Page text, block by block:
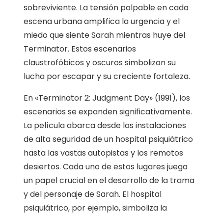
sobreviviente. La tensión palpable en cada
escena urbana amplifica la urgencia y el
miedo que siente Sarah mientras huye del
Terminator. Estos escenarios
claustrofóbicos y oscuros simbolizan su
lucha por escapar y su creciente fortaleza.
En «Terminator 2: Judgment Day» (1991), los
escenarios se expanden significativamente.
La película abarca desde las instalaciones
de alta seguridad de un hospital psiquiátrico
hasta las vastas autopistas y los remotos
desiertos. Cada uno de estos lugares juega
un papel crucial en el desarrollo de la trama
y del personaje de Sarah. El hospital
psiquiátrico, por ejemplo, simboliza la